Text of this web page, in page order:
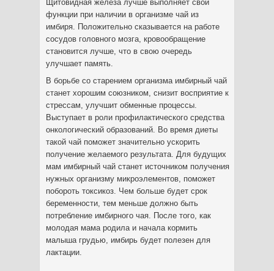
Щитовидная железа лучше выполняет свои
функции при наличии в организме чай из
имбиря. Положительно сказывается на работе
сосудов головного мозга, кровообращение
становится лучше, что в свою очередь
улучшает память.
В борьбе со старением организма имбирный чай
станет хорошим союзником, снизит восприятие к
стрессам, улучшит обменные процессы.
Выступает в роли профилактического средства
онкологический образований. Во время диеты
такой чай поможет значительно ускорить
получение желаемого результата. Для будущих
мам имбирный чай станет источником получения
нужных организму микроэлементов, поможет
побороть токсикоз. Чем больше будет срок
беременности, тем меньше должно быть
потребление имбирного чая. После того, как
молодая мама родила и начала кормить
малыша грудью, имбирь будет полезен для
лактации.